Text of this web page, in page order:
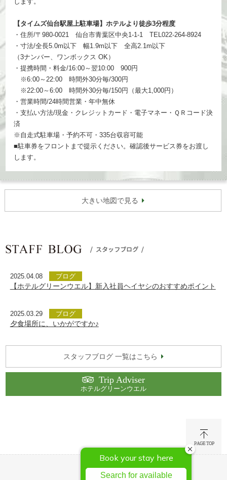
【タイムズ仙台駅屋上駐車場】ホテルより徒歩3分程度
・住所/〒980-0021 仙台市青葉区中央1-1-1 TEL022-264-8924
・寸法/全長5.0m以下 幅1.9m以下 全高2.1m以下
（3ナンバー、ワンボックス OK）
・提携時間・料金/16:00～翌10:00 900円
※6:00～22:00 時間外30分毎/300円
※22:00～6:00 時間外30分毎/150円（最大1,000円）
・営業時間/24時間営業・年中無休
・支払い方法/現金・クレジットカード・電子マネー・ＱＲコード決
済
※自走式駐車場・予約不可・335台収容可能
■駐車券をフロントまで提示ください。確認後サービス券をお渡し
します。
大きい地図で見る
2025.04.08 ブログ
【ホテルグリーンウエル】新入社員ヘイヤシのおすすめポイント
2025.03.29 ブログ
夕食場所に、いかがですか♪
スタッフブログ 一覧はこちら
Trip Adviser
ホテルグリーンウエル